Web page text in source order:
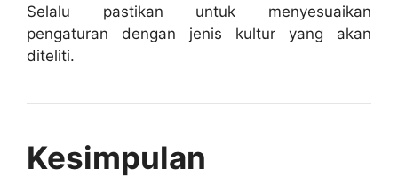
Selalu pastikan untuk menyesuaikan
pengaturan dengan jenis kultur yang akan
diteliti.
Kesimpulan